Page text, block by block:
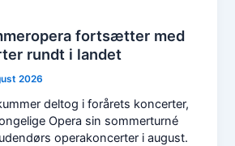
fortsætter med
rundt i landet
2026
deltog i forårets koncerter,
Opera sin sommerturné
operakoncerter i august.